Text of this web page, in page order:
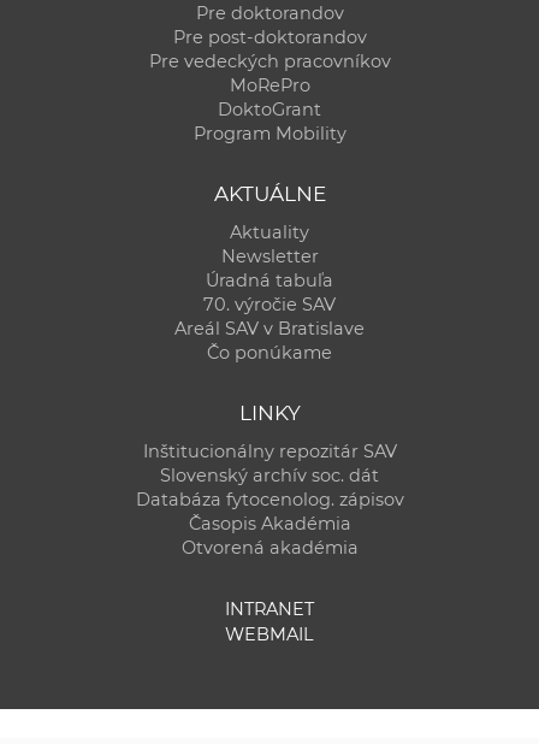
Pre doktorandov
Pre post-doktorandov
Pre vedeckých pracovníkov
MoRePro
DoktoGrant
Program Mobility
AKTUÁLNE
Aktuality
Newsletter
Úradná tabuľa
70. výročie SAV
Areál SAV v Bratislave
Čo ponúkame
LINKY
Inštitucionálny repozitár SAV
Slovenský archív soc. dát
Databáza fytocenolog. zápisov
Časopis Akadémia
Otvorená akadémia
INTRANET
WEBMAIL